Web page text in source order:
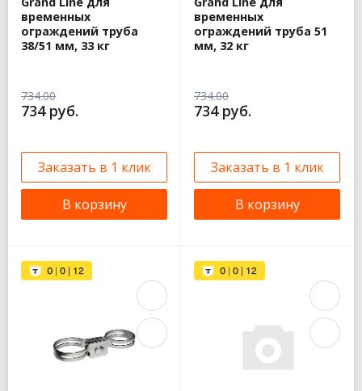
временных
ограждений труба
38/51 мм, 33 кг
734.00
734 руб.
Заказать в 1 клик
В корзину
временных
ограждений труба 51
мм, 32 кг
734.00
734 руб.
Заказать в 1 клик
В корзину